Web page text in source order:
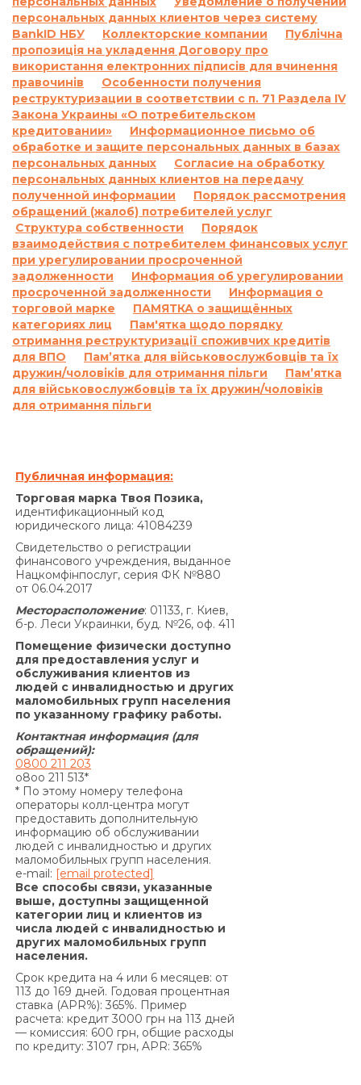
кредита:
«В случае просрочки выполнения Заемщиком
денежного обязательства по уплате процентов
за пользование Кредитом и/или Комиссии и/
или суммы Кредита в определенные
Договором сроки, на основании положений
части 2 статьи 625 Гражданского кодекса
Украины Кредитодатель имеет право
требовать, а Заемщик обязан уплатить
Кредитодателю сумму задолженности с учетом
3700 (три тысячи семьсот) процентов годовых
от просроченной суммы задолженности.
Проценты годовых, указанные в настоящем
пункте выше, начисляются за каждый день
просрочки на сумму задолженности,
включающую просроченные проценты за
пользование Кредитом и/или сумму
просроченной Комиссии и/или на
просроченную сумму Кредита, и не
начисляются на ранее начисленные проценты
на основании статьи 625 Гражданского кодекса
Украины.
Кредитодатель не начисляет проценты годовых
(сто) гривен 00 копеек.
годовых на основании Договора и других
платежей, подлежащих уплате Заемщиком за
нарушение исполнения обязательств на
основании Договора, не может превышать
половины суммы Кредита, полученной
не может быть увеличена по договоренности
По договору о предоставлении кредита по
продукту «Кредит 4/6 месяцев»:
Согласно п. 7.5. Договора:
«В случае просрочки выполнения Заемщиком
денежного обязательства по уплате процентов
за пользование Кредитом и/или Комиссии за
выдачу Кредита (если условия Договора
предусматривают уплату комиссии за выдачу
Кредита) и/или Комиссии за выдачу в Кредит
дополнительных денежных средств (если
условия дополнительного соглашения к
Договору предусматривают уплату комиссии за
выдачу в Кредит дополнительных денежных
средств) и/или суммы Кредита в
определенные настоящим Договором сроки, на
основании положений части 2 статьи 625
Гражданского кодекса Украины Кредитодатель
имеет право требовать, а Заемщик обязан
уплатить Кредитодателю сумму задолженности
с учетом 3700 (три тысячи семьсот) процентов
годовых от просроченной суммы
задолженности. Проценты годовых, указанные в
персональных данных клиентов через систему
BankID НБУ
Коллекторские компании
Публічна
пропозиція на укладення Договору про
використання електронних підписів для вчинення
правочинів
Особенности получения
реструктуризации в соответствии с п. 71 Раздела IV
Закона Украины «О потребительском
кредитовании»
Информационное письмо об
обработке и защите персональных данных в базах
персональных данных
Согласие на обработку
персональных данных клиентов на передачу
полученной информации
Порядок рассмотрения
обращений (жалоб) потребителей услуг
Структура собственности
Порядок
взаимодействия с потребителем финансовых услуг
при урегулировании просроченной
задолженности
Информация об урегулировании
просроченной задолженности
Информация о
торговой марке
ПАМЯТКА о защищённых
категориях лиц
Пам'ятка щодо порядку
отримання реструктуризації споживчих кредитів
для ВПО
Пам’ятка для військовослужбовців та їх
дружин/чоловіків для отримання пільги
Пам’ятка
для військовослужбовців та їх дружин/чоловіків
для отримання пільги
Публичная информация:
Торговая марка Твоя Позика,
идентификационный код
юридического лица: 41084239
Свидетельство о регистрации
финансового учреждения, выданное
Нацкомфінпослуг, серия ФК №880
от 06.04.2017
Месторасположение: 01133, г. Киев,
б-р. Леси Украинки, буд. №26, оф. 411
Помещение физически доступно
для предоставления услуг и
обслуживания клиентов из
людей с инвалидностью и других
маломобильных групп населения
по указанному графику работы.
Контактная информация (для
обращений):
0800 211 203
o8oo 211 513*
* По этому номеру телефона
операторы колл-центра могут
предоставить дополнительную
информацию об обслуживании
людей с инвалидностью и других
маломобильных групп населения.
e-mail: [email protected]
Все способы связи, указанные
выше, доступны защищенной
категории лиц и клиентов из
числа людей с инвалидностью и
других маломобильных групп
населения.
Срок кредита на 4 или 6 месяцев: от
113 до 169 дней. Годовая процентная
ставка (APR%): 365%. Пример
расчета: кредит 3000 грн на 113 дней
— комиссия: 600 грн, общие расходы
по кредиту: 3107 грн, APR: 365%